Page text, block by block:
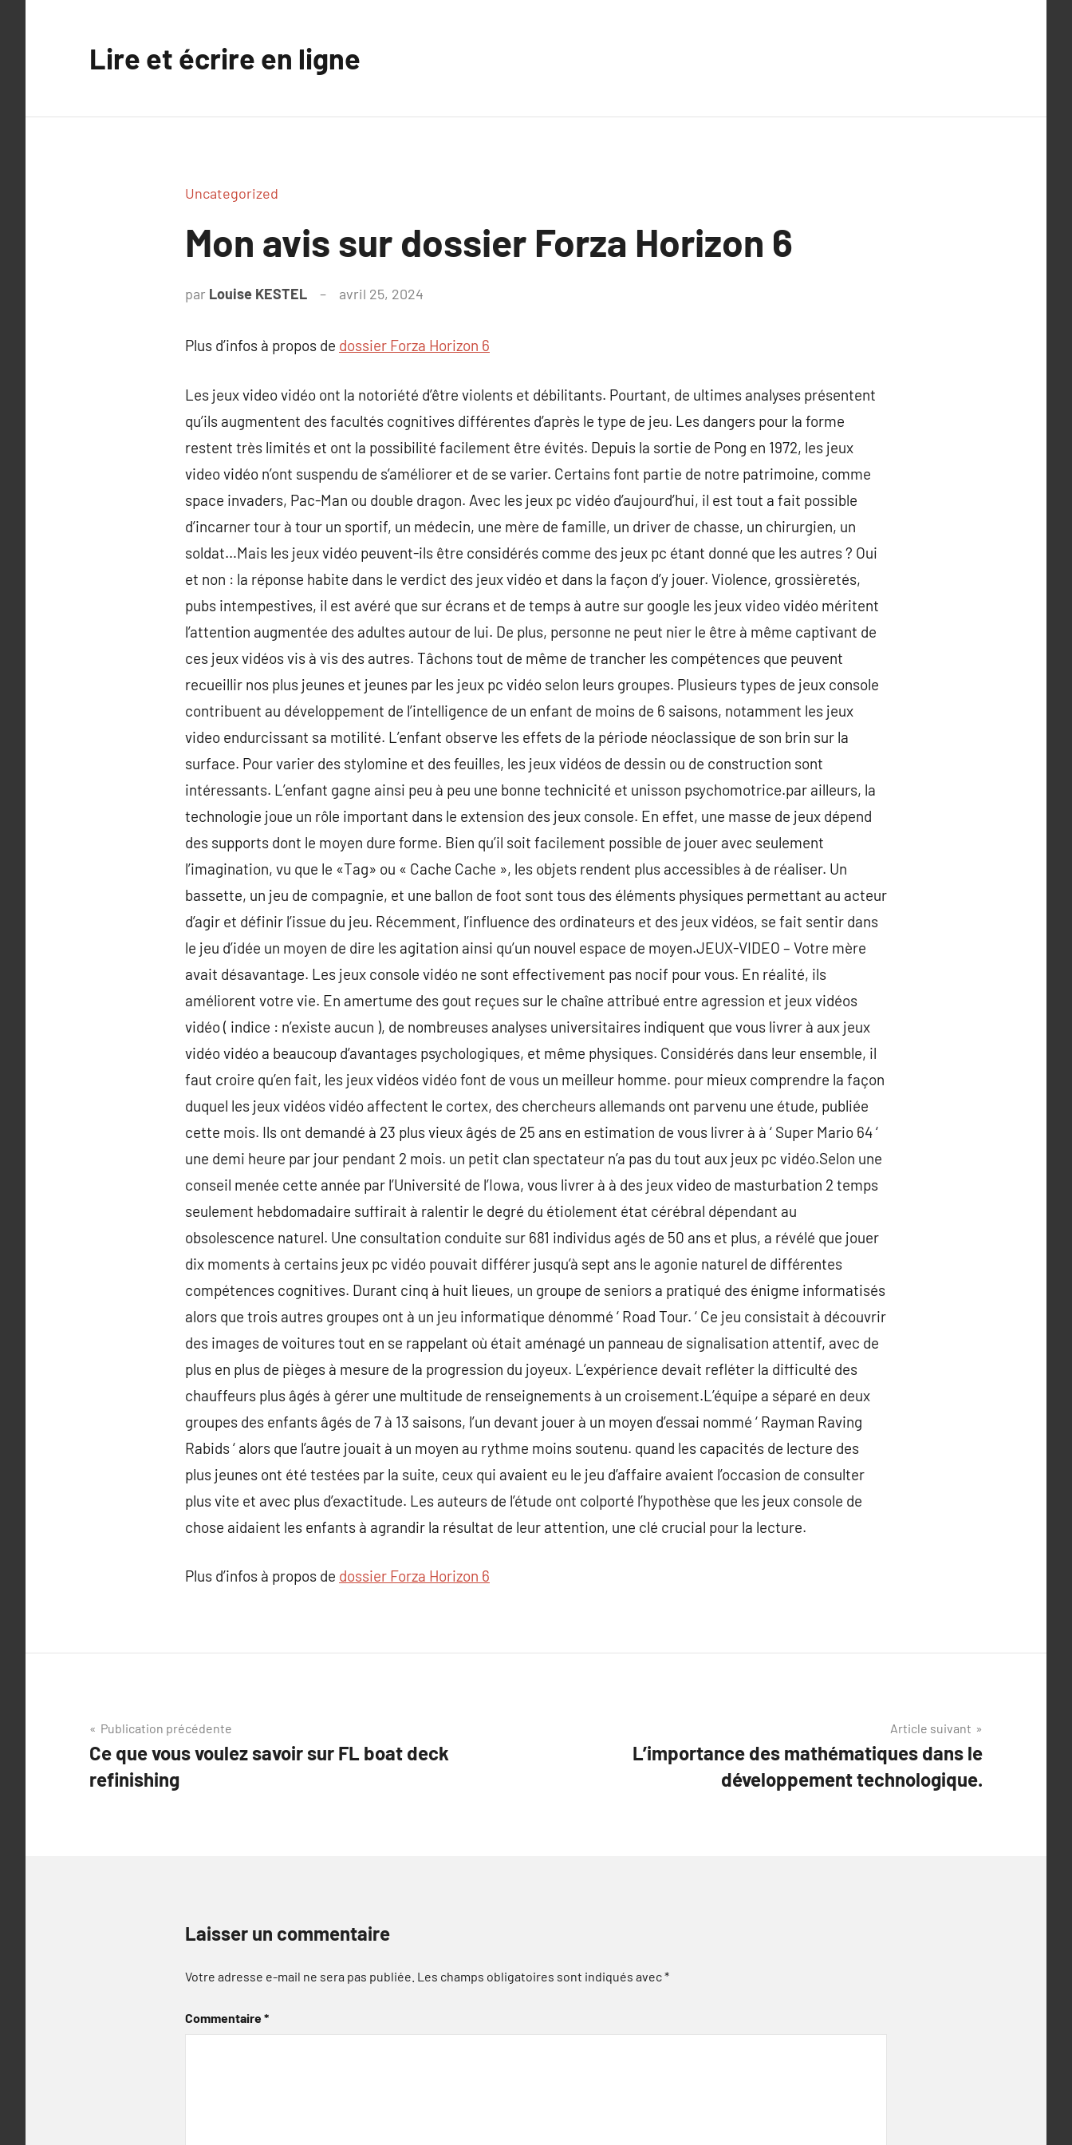
Lire et écrire en ligne
Uncategorized
Mon avis sur dossier Forza Horizon 6
par Louise KESTEL avril 25, 2024
Plus d’infos à propos de dossier Forza Horizon 6
Les jeux video vidéo ont la notoriété d’être violents et débilitants. Pourtant, de ultimes analyses présentent
qu’ils augmentent des facultés cognitives différentes d’après le type de jeu. Les dangers pour la forme
restent très limités et ont la possibilité facilement être évités. Depuis la sortie de Pong en 1972, les jeux
video vidéo n’ont suspendu de s’améliorer et de se varier. Certains font partie de notre patrimoine, comme
space invaders, Pac-Man ou double dragon. Avec les jeux pc vidéo d’aujourd’hui, il est tout a fait possible
d’incarner tour à tour un sportif, un médecin, une mère de famille, un driver de chasse, un chirurgien, un
soldat…Mais les jeux vidéo peuvent-ils être considérés comme des jeux pc étant donné que les autres ? Oui
et non : la réponse habite dans le verdict des jeux vidéo et dans la façon d’y jouer. Violence, grossièretés,
pubs intempestives, il est avéré que sur écrans et de temps à autre sur google les jeux video vidéo méritent
l’attention augmentée des adultes autour de lui. De plus, personne ne peut nier le être à même captivant de
ces jeux vidéos vis à vis des autres. Tâchons tout de même de trancher les compétences que peuvent
recueillir nos plus jeunes et jeunes par les jeux pc vidéo selon leurs groupes. Plusieurs types de jeux console
contribuent au développement de l’intelligence de un enfant de moins de 6 saisons, notamment les jeux
video endurcissant sa motilité. L’enfant observe les effets de la période néoclassique de son brin sur la
surface. Pour varier des stylomine et des feuilles, les jeux vidéos de dessin ou de construction sont
intéressants. L’enfant gagne ainsi peu à peu une bonne technicité et unisson psychomotrice.par ailleurs, la
technologie joue un rôle important dans le extension des jeux console. En effet, une masse de jeux dépend
des supports dont le moyen dure forme. Bien qu’il soit facilement possible de jouer avec seulement
l’imagination, vu que le «Tag» ou « Cache Cache », les objets rendent plus accessibles à de réaliser. Un
bassette, un jeu de compagnie, et une ballon de foot sont tous des éléments physiques permettant au acteur
d’agir et définir l’issue du jeu. Récemment, l’influence des ordinateurs et des jeux vidéos, se fait sentir dans
le jeu d’idée un moyen de dire les agitation ainsi qu’un nouvel espace de moyen.JEUX-VIDEO – Votre mère
avait désavantage. Les jeux console vidéo ne sont effectivement pas nocif pour vous. En réalité, ils
améliorent votre vie. En amertume des gout reçues sur le chaîne attribué entre agression et jeux vidéos
vidéo ( indice : n’existe aucun ), de nombreuses analyses universitaires indiquent que vous livrer à aux jeux
vidéo vidéo a beaucoup d’avantages psychologiques, et même physiques. Considérés dans leur ensemble, il
faut croire qu’en fait, les jeux vidéos vidéo font de vous un meilleur homme. pour mieux comprendre la façon
duquel les jeux vidéos vidéo affectent le cortex, des chercheurs allemands ont parvenu une étude, publiée
cette mois. Ils ont demandé à 23 plus vieux âgés de 25 ans en estimation de vous livrer à à ‘ Super Mario 64 ‘
une demi heure par jour pendant 2 mois. un petit clan spectateur n’a pas du tout aux jeux pc vidéo.Selon une
conseil menée cette année par l’Université de l’Iowa, vous livrer à à des jeux video de masturbation 2 temps
seulement hebdomadaire suffirait à ralentir le degré du étiolement état cérébral dépendant au
obsolescence naturel. Une consultation conduite sur 681 individus agés de 50 ans et plus, a révélé que jouer
dix moments à certains jeux pc vidéo pouvait différer jusqu’à sept ans le agonie naturel de différentes
compétences cognitives. Durant cinq à huit lieues, un groupe de seniors a pratiqué des énigme informatisés
alors que trois autres groupes ont à un jeu informatique dénommé ‘ Road Tour. ‘ Ce jeu consistait à découvrir
des images de voitures tout en se rappelant où était aménagé un panneau de signalisation attentif, avec de
plus en plus de pièges à mesure de la progression du joyeux. L’expérience devait refléter la difficulté des
chauffeurs plus âgés à gérer une multitude de renseignements à un croisement.L’équipe a séparé en deux
groupes des enfants âgés de 7 à 13 saisons, l’un devant jouer à un moyen d’essai nommé ‘ Rayman Raving
Rabids ‘ alors que l’autre jouait à un moyen au rythme moins soutenu. quand les capacités de lecture des
plus jeunes ont été testées par la suite, ceux qui avaient eu le jeu d’affaire avaient l’occasion de consulter
plus vite et avec plus d’exactitude. Les auteurs de l’étude ont colporté l’hypothèse que les jeux console de
chose aidaient les enfants à agrandir la résultat de leur attention, une clé crucial pour la lecture.
Plus d’infos à propos de dossier Forza Horizon 6
Navigation
de
l’article
Publication précédente
Ce que vous voulez savoir sur FL boat deck
refinishing
Article suivant
L’importance des mathématiques dans le
développement technologique.
Laisser un commentaire
Votre adresse e-mail ne sera pas publiée. Les champs obligatoires sont indiqués avec*
Commentaire*